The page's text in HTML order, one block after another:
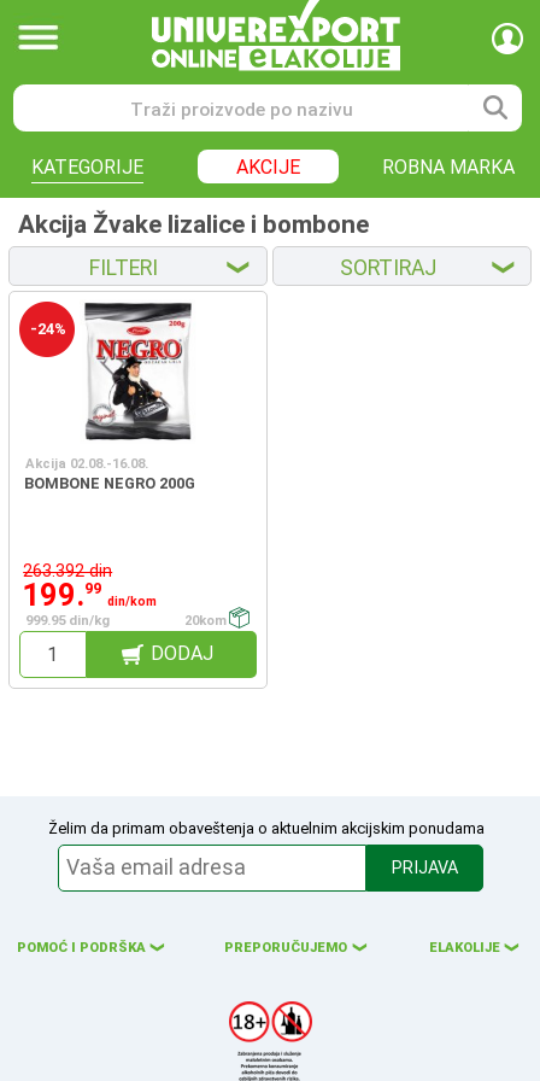
KATEGORIJE AKCIJE ROBNA MARKA
Akcija Žvake lizalice i bombone
FILTERI ❮ SORTIRAJ ❮
-24%
Akcija 02.08.-16.08.
BOMBONE NEGRO 200G
263.392 din
199.99
din/kom
999.95 din/kg
20kom
DODAJ
Želim da primam obaveštenja o aktuelnim akcijskim ponudama
PRIJAVA
POMOĆ I PODRŠKA ❮ PREPORUČUJEMO ❮ ELAKOLIJE ❮